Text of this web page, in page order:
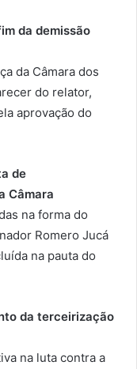
da demissão
da Câmara dos
do relator,
aprovação do
de
Câmara
na forma do
Romero Jucá
na pauta do
da terceirização
na luta contra a